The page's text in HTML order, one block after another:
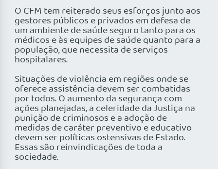
O CFM tem reiterado seus esforços junto aos
gestores públicos e privados em defesa de
um ambiente de saúde seguro tanto para os
médicos e às equipes de saúde quanto para a
população, que necessita de serviços
hospitalares.
Situações de violência em regiões onde se
oferece assistência devem ser combatidas
por todos. O aumento da segurança com
ações planejadas, a celeridade da Justiça na
punição de criminosos e a adoção de
medidas de caráter preventivo e educativo
devem ser políticas ostensivas de Estado.
Essas são reinvindicações de toda a
sociedade.